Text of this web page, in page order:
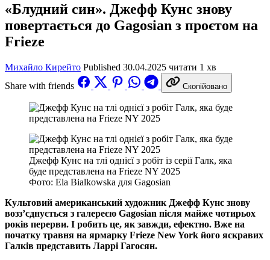
«Блудний син». Джефф Кунс знову
повертається до Gagosian з проєтом на
Frieze
Михайло Кирейто Published 30.04.2025 читати 1 хв
Share with friends
Скопійовано
Джефф Кунс на тлі однієї з робіт із серії Галк, яка
буде представлена на Frieze NY 2025
Фото: Ela Bialkowska для Gagosian
Культовий американський художник Джефф Кунс знову
возз’єднується з галереєю Gagosian після майже чотирьох
років перерви. І робить це, як завжди, ефектно. Вже на
початку травня на ярмарку Frieze NewYork його яскравих
Галків представить Ларрі Гагосян.